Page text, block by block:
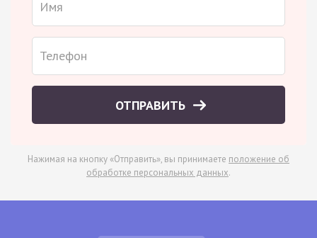
ОТПРАВИТЬ
Нажимая на кнопку «Отправить», вы принимаете положение об
обработке персональных данных.